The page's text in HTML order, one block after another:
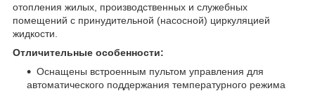
отопления жилых, производственных и служебных
помещений с принудительной (насосной) циркуляцией
жидкости.
Отличительные особенности:
Оснащены встроенным пультом управления для
автоматического поддержания температурного режима